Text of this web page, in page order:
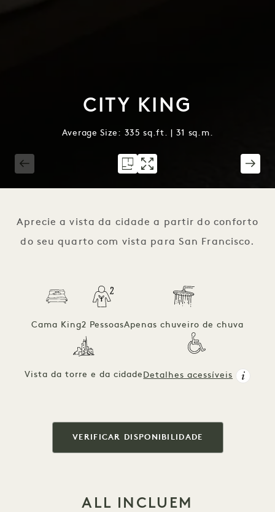
CITY KING
Average Size: 335 sq.ft. | 31 sq.m.
Aprecie a vista da cidade a partir do conforto
do seu quarto com vista para San Francisco.
Cama King2 PessoasApenas chuveiro de chuva
Vista da torre e da cidade Detalhes acessíveis
VERIFICAR DISPONIBILIDADE
ALL INCLUEM